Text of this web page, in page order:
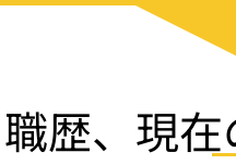
職歴、現